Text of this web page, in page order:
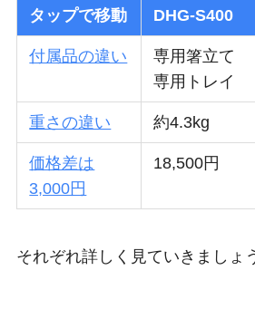
タップで移動 DHG-S400
付属品の違い
専用箸立て
専用トレイ
重さの違い 約4.3kg
価格差は
3,000円
18,500円
それぞれ詳しく見ていきましょ